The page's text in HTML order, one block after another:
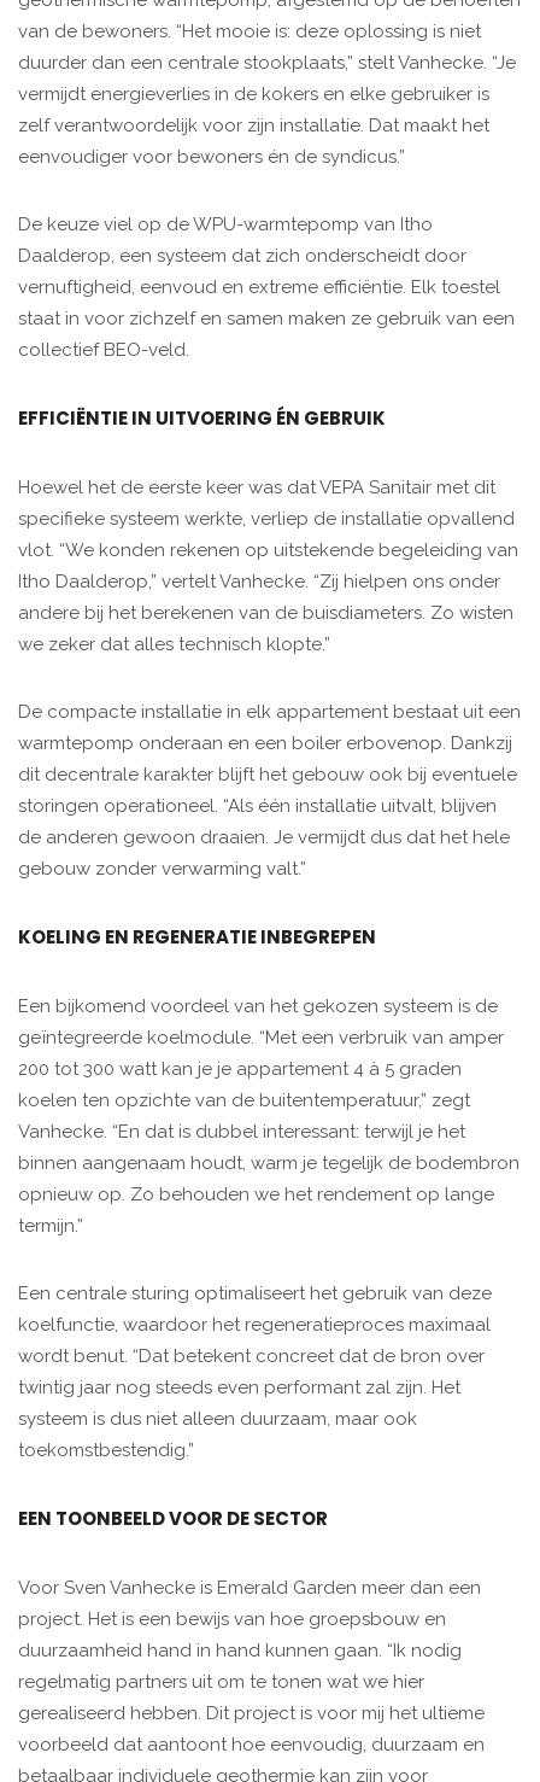
van de bewoners. “Het mooie is: deze oplossing is niet
duurder dan een centrale stookplaats,” stelt Vanhecke. “Je
vermijdt energieverlies in de kokers en elke gebruiker is
zelf verantwoordelijk voor zijn installatie. Dat maakt het
eenvoudiger voor bewoners én de syndicus.”
De keuze viel op de WPU-warmtepomp van Itho
Daalderop, een systeem dat zich onderscheidt door
vernuftigheid, eenvoud en extreme efficiëntie. Elk toestel
staat in voor zichzelf en samen maken ze gebruik van een
collectief BEO-veld.
EFFICIËNTIE IN UITVOERING ÉN GEBRUIK
Hoewel het de eerste keer was dat VEPA Sanitair met dit
specifieke systeem werkte, verliep de installatie opvallend
vlot. “We konden rekenen op uitstekende begeleiding van
Itho Daalderop,” vertelt Vanhecke. “Zij hielpen ons onder
andere bij het berekenen van de buisdiameters. Zo wisten
we zeker dat alles technisch klopte.”
De compacte installatie in elk appartement bestaat uit een
warmtepomp onderaan en een boiler erbovenop. Dankzij
dit decentrale karakter blijft het gebouw ook bij eventuele
storingen operationeel. “Als één installatie uitvalt, blijven
de anderen gewoon draaien. Je vermijdt dus dat het hele
gebouw zonder verwarming valt.”
KOELING EN REGENERATIE INBEGREPEN
Een bijkomend voordeel van het gekozen systeem is de
geïntegreerde koelmodule. “Met een verbruik van amper
200 tot 300 watt kan je je appartement 4 à 5 graden
koelen ten opzichte van de buitentemperatuur,” zegt
Vanhecke. “En dat is dubbel interessant: terwijl je het
binnen aangenaam houdt, warm je tegelijk de bodembron
opnieuw op. Zo behouden we het rendement op lange
termijn.”
Een centrale sturing optimaliseert het gebruik van deze
koelfunctie, waardoor het regeneratieproces maximaal
wordt benut. “Dat betekent concreet dat de bron over
twintig jaar nog steeds even performant zal zijn. Het
systeem is dus niet alleen duurzaam, maar ook
toekomstbestendig.”
EEN TOONBEELD VOOR DE SECTOR
Voor Sven Vanhecke is Emerald Garden meer dan een
project. Het is een bewijs van hoe groepsbouw en
duurzaamheid hand in hand kunnen gaan. “Ik nodig
regelmatig partners uit om te tonen wat we hier
gerealiseerd hebben. Dit project is voor mij het ultieme
voorbeeld dat aantoont hoe eenvoudig, duurzaam en
betaalbaar individuele geothermie kan zijn voor